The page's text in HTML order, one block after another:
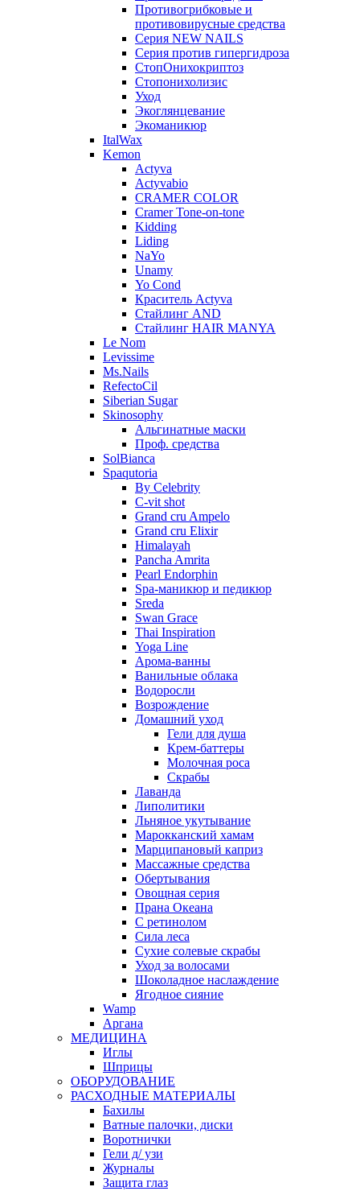
Противогрибковые и
противовирусные средства
Серия NEW NAILS
Серия против гипергидроза
СтопОнихокриптоз
Стопонихолизис
Уход
Экоглянцевание
Экоманикюр
ItalWax
Kemon
Actyva
Actyvabio
CRAMER COLOR
Cramer Tone-on-tone
Kidding
Liding
NaYo
Unamy
Yo Cond
Краситель Actyva
Стайлинг AND
Стайлинг HAIR MANYA
Le Nom
Levissime
Ms.Nails
RefectoCil
Siberian Sugar
Skinosophy
Альгинатные маски
Проф. средства
SolBianca
Spaqutoria
By Celebrity
C-vit shot
Grand cru Ampelo
Grand сru Elixir
Himalayah
Pancha Amrita
Pearl Endorphin
Spa-маникюр и педикюр
Sreda
Swan Grace
Thai Inspiration
Yoga Line
Арома-ванны
Ванильные облака
Водоросли
Возрождение
Домашний уход
Гели для душа
Крем-баттеры
Молочная роса
Скрабы
Лаванда
Липолитики
Льняное укутывание
Марокканский хамам
Марципановый каприз
Массажные средства
Обертывания
Овощная серия
Прана Океана
С ретинолом
Сила леса
Сухие солевые скрабы
Уход за волосами
Шоколадное наслаждение
Ягодное сияние
Wamp
Аргана
МЕДИЦИНА
Иглы
Шприцы
ОБОРУДОВАНИЕ
РАСХОДНЫЕ МАТЕРИАЛЫ
Бахилы
Ватные палочки, диски
Воротнички
Гели д/ узи
Журналы
Защита глаз